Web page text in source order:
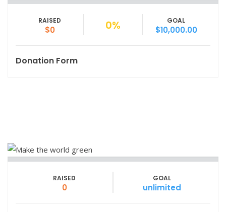
RAISED
$0 0% GOAL
$10,000.00
Donation Form
RAISED
0
GOAL
unlimited